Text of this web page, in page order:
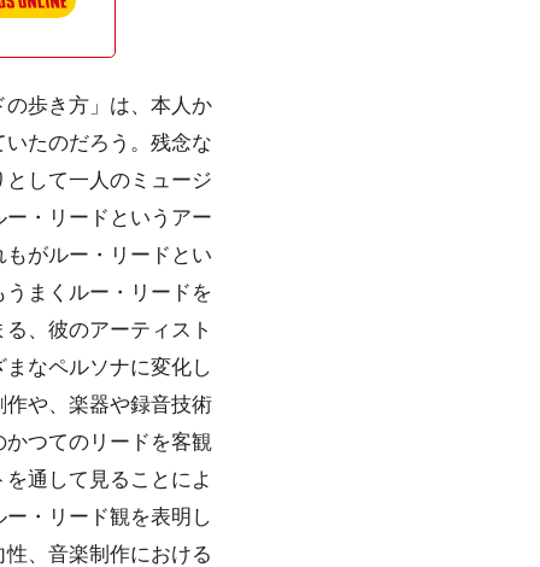
歩き方」は、本人か
たのだろう。残念な
して一人のミュージ
・リードというアー
がルー・リードとい
まくルー・リードを
、彼のアーティスト
なペルソナに変化し
や、楽器や録音技術
つてのリードを客観
通して見ることによ
・リード観を表明し
、音楽制作における